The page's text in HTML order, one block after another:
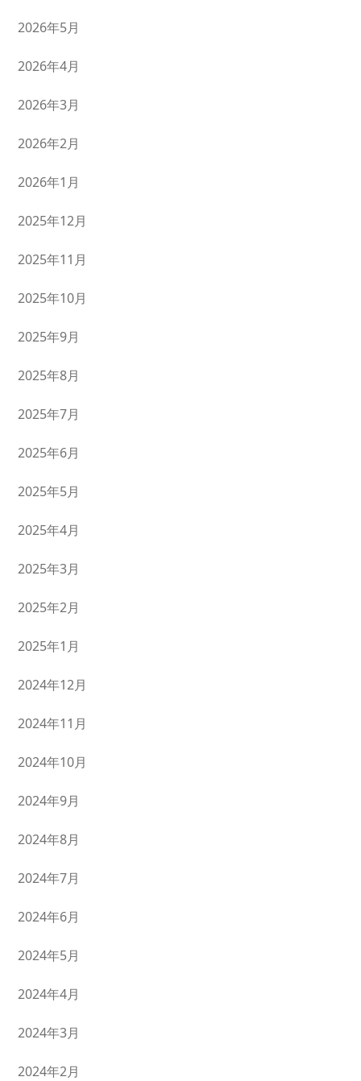
2026年5月
2026年4月
2026年3月
2026年2月
2026年1月
2025年12月
2025年11月
2025年10月
2025年9月
2025年8月
2025年7月
2025年6月
2025年5月
2025年4月
2025年3月
2025年2月
2025年1月
2024年12月
2024年11月
2024年10月
2024年9月
2024年8月
2024年7月
2024年6月
2024年5月
2024年4月
2024年3月
2024年2月